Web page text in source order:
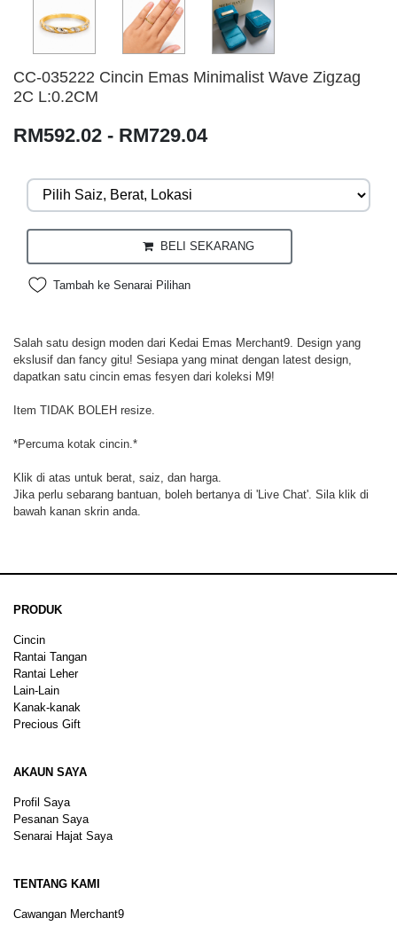
CC-035222 Cincin Emas Minimalist Wave Zigzag
2C L:0.2CM
RM592.02 - RM729.04
BELI SEKARANG
Tambah ke Senarai Pilihan
Salah satu design moden dari Kedai Emas Merchant9. Design yang
ekslusif dan fancy gitu! Sesiapa yang minat dengan latest design,
dapatkan satu cincin emas fesyen dari koleksi M9!
Item TIDAK BOLEH resize.
*Percuma kotak cincin.*
Klik di atas untuk berat, saiz, dan harga.
Jika perlu sebarang bantuan, boleh bertanya di 'Live Chat'. Sila klik di
bawah kanan skrin anda.
PRODUK
Cincin
Rantai Tangan
Rantai Leher
Lain-Lain
Kanak-kanak
Precious Gift
AKAUN SAYA
Profil Saya
Pesanan Saya
Senarai Hajat Saya
TENTANG KAMI
Cawangan Merchant9